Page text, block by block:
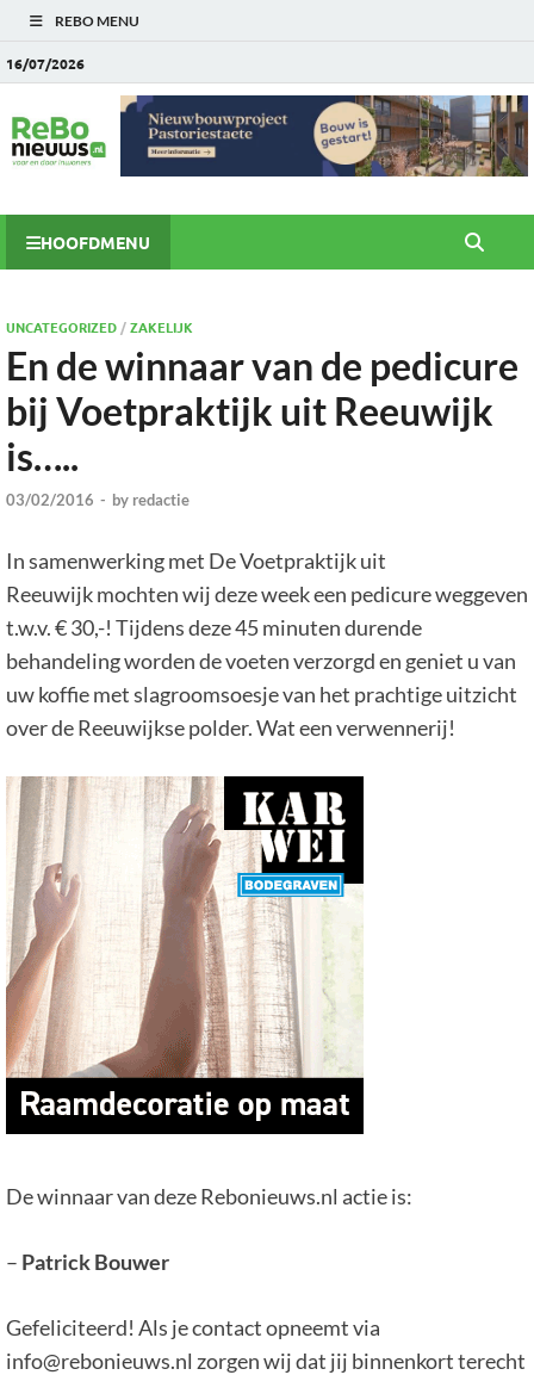
REBO MENU
16/07/2026
HOOFDMENU
UNCATEGORIZED/ZAKELIJK
En de winnaar van de pedicure
bij Voetpraktijk uit Reeuwijk
is…..
03/02/2016 - by redactie
In samenwerking met De Voetpraktijk uit
Reeuwijk mochten wij deze week een pedicure weggeven
t.w.v. € 30,-! Tijdens deze 45 minuten durende
behandeling worden de voeten verzorgd en geniet u van
uw koffie met slagroomsoesje van het prachtige uitzicht
over de Reeuwijkse polder. Wat een verwennerij!
De winnaar van deze Rebonieuws.nl actie is:
– Patrick Bouwer
Gefeliciteerd! Als je contact opneemt via
info@rebonieuws.nl zorgen wij dat jij binnenkort terecht